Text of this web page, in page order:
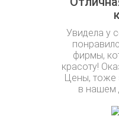
Увидела у
фирмы,
красоту!
Цены, тоже
в нашем